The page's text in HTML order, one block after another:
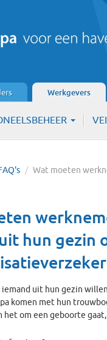
Werkgevers
FAQ's / Wat moeten
hun gezin
uit hun gezin
komen met hun
het om een geboorte